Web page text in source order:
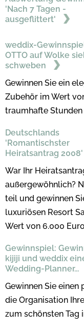
'Nach 7 Tagen -
ausgeflittert'
weddix-
OTTO auf Wolke
schweben
Gewinnen Sie ein
Zubehör im Wert
traumhafte Stunden
Deutschlands
'Romantischster
Heiratsantrag 2008'
War Ihr
außergewöhnlich?
teil und gewinnen
luxuriösen Resort
Wert von 6.000 Euro
Gewinnspiel:
kijiji und weddix
Wedding-Planner...
Gewinnen Sie
die Organisation
zum schönsten Tag